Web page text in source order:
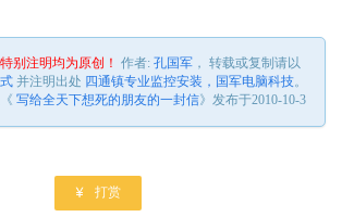
别注明均为原创！ 作者: 孔国军 ， 转载或复制请以
并注明出处 四通镇专业监控安装，国军电脑科技。
写给全天下想死的朋友的一封信》发布于2010-10-3
 打赏